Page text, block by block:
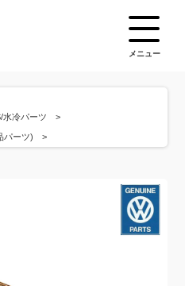
メニュー
水冷パーツ
パーツ)